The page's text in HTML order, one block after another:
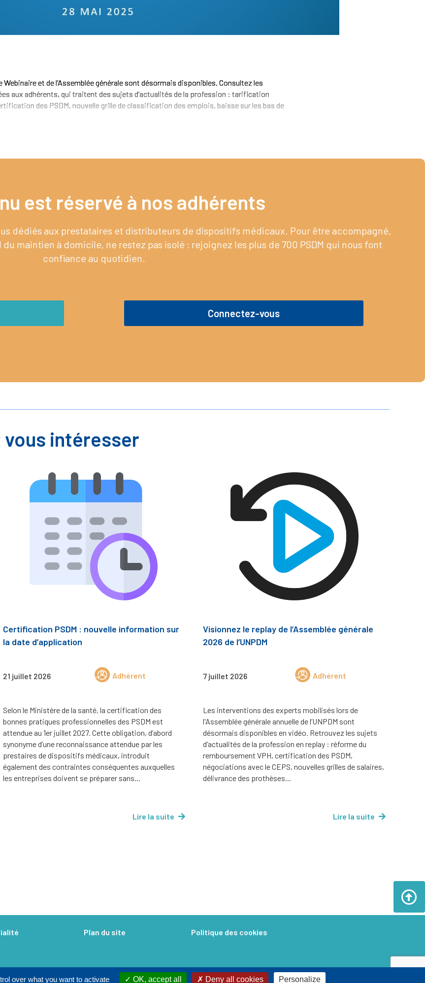
et de l’Assemblée générale sont désormais disponibles. Consultez les
aux adhérents, qui traitent des sujets d’actualités de la profession : tarification
des PSDM, nouvelle grille de classification des emplois, baisse sur les bas de
est réservé à nos adhérents​
dédiés aux prestataires et distributeurs de dispositifs médicaux. Pour être accompagné,
maintien à domicile, ne restez pas isolé : rejoignez les plus de 700 PSDM qui nous font
confiance au quotidien.
Connectez-vous
intéresser
Certification PSDM : nouvelle information sur
la date d’application
21 juillet 2026 Adhérent
Selon le Ministère de la santé, la certification des
bonnes pratiques professionnelles des PSDM est
attendue au 1er juillet 2027. Cette obligation, d’abord
synonyme d’une reconnaissance attendue par les
prestaires de dispositifs médicaux, introduit
également des contraintes conséquentes auxquelles
les entreprises doivent se préparer sans...
Lire la suite
Visionnez le replay de l’Assemblée générale
2026 de l’UNPDM
7 juillet 2026 Adhérent
Les interventions des experts mobilisés lors de
l'Assemblée générale annuelle de l’UNPDM sont
désormais disponibles en vidéo. Retrouvez les sujets
d’actualités de la profession en replay : réforme du
remboursement VPH, certification des PSDM,
négociations avec le CEPS, nouvelles grilles de salaires,
délivrance des prothèses...
Lire la suite
Plan du site Politique des cookies
over what you want to activate OK, accept all Deny all cookies Personalize